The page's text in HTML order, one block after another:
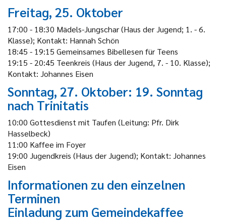
Freitag, 25. Oktober
17:00 - 18:30 Mädels-Jungschar (Haus der Jugend; 1. - 6.
Klasse); Kontakt: Hannah Schön
18:45 - 19:15 Gemeinsames Bibellesen für Teens
19:15 - 20:45 Teenkreis (Haus der Jugend, 7. - 10. Klasse);
Kontakt: Johannes Eisen
Sonntag, 27. Oktober: 19. Sonntag
nach Trinitatis
10:00 Gottesdienst mit Taufen (Leitung: Pfr. Dirk
Hasselbeck)
11:00 Kaffee im Foyer
19:00 Jugendkreis (Haus der Jugend); Kontakt: Johannes
Eisen
Informationen zu den einzelnen
Terminen
Einladung zum Gemeindekaffee